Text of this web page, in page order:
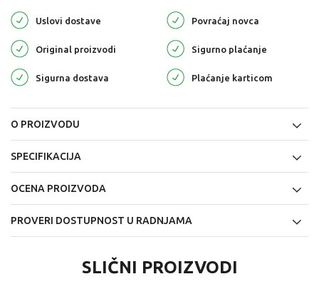
Uslovi dostave Povraćaj novca
Original proizvodi Sigurno plaćanje
Sigurna dostava Plaćanje karticom
O PROIZVODU
SPECIFIKACIJA
OCENA PROIZVODA
PROVERI DOSTUPNOST U RADNJAMA
SLIČNI PROIZVODI